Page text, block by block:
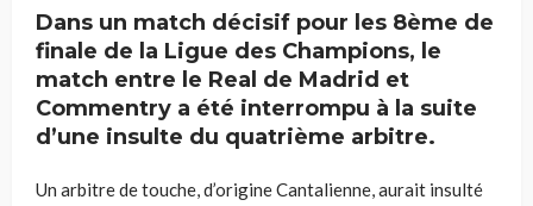
Dans un match décisif pour les 8ème de
finale de la Ligue des Champions, le
match entre le Real de Madrid et
Commentry a été interrompu à la suite
d’une insulte du quatrième arbitre.
Un arbitre de touche, d’origine Cantalienne, aurait insulté